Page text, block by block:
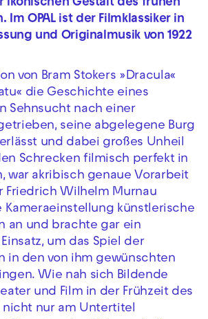
ikonischen Gestalt des frühen
Im OPAL ist der Filmklassiker in
und Originalmusik von 1922
von Bram Stokers »Dracula«
die Geschichte eines
Sehnsucht nach einer
seine abgelegene Burg
und dabei großes Unheil
Schrecken filmisch perfekt in
war akribisch genaue Vorarbeit
Friedrich Wilhelm Murnau
künstlerische
an und brachte gar ein
um das Spiel der
in den von ihm gewünschten
Wie nah sich Bildende
und Film in der Frühzeit des
nicht nur am Untertitel